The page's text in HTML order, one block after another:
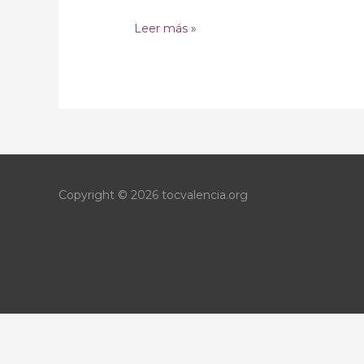
Leer más »
Copyright © 2026 tocvalencia.org